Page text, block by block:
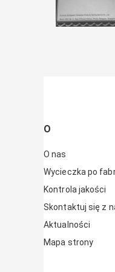
O
O nas
Wycieczka po
Kontrola jakości
Skontaktuj się z
Aktualności
Mapa strony